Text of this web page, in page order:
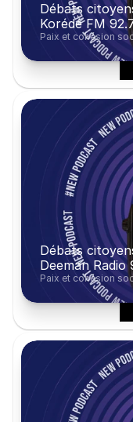
Débats
Korédé FM
Paix et cohésion
Débats
Deeman Radio
Paix et cohésion